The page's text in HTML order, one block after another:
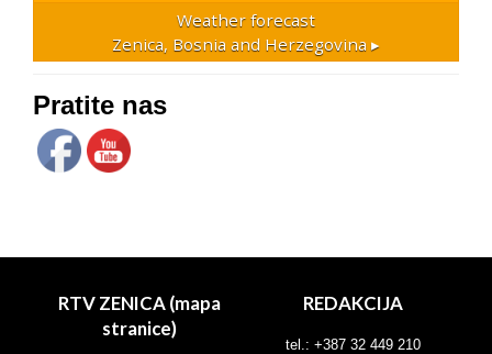
Weather forecast
Zenica, Bosnia and Herzegovina ▸
Pratite nas
RTV ZENICA (mapa
stranice)
REDAKCIJA
tel.: +387 32 449 210